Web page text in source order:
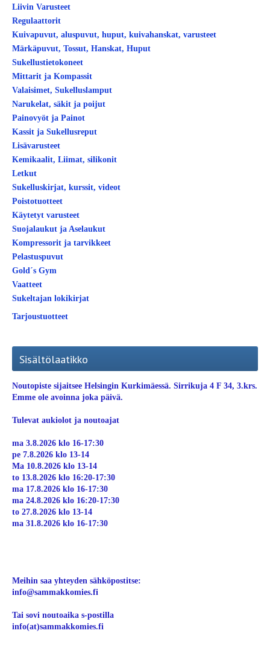
Liivin Varusteet
Regulaattorit
Kuivapuvut, aluspuvut, huput, kuivahanskat, varusteet
Märkäpuvut, Tossut, Hanskat, Huput
Sukellustietokoneet
Mittarit ja Kompassit
Valaisimet, Sukelluslamput
Narukelat, säkit ja poijut
Painovyöt ja Painot
Kassit ja Sukellusreput
Lisävarusteet
Kemikaalit, Liimat, silikonit
Letkut
Sukelluskirjat, kurssit, videot
Poistotuotteet
Käytetyt varusteet
Suojalaukut ja Aselaukut
Kompressorit ja tarvikkeet
Pelastuspuvut
Gold´s Gym
Vaatteet
Sukeltajan lokikirjat
Tarjoustuotteet
Sisältölaatikko
Noutopiste sijaitsee Helsingin Kurkimäessä. Sirrikuja 4 F 34, 3.krs.
Emme ole avoinna joka päivä.
Tulevat aukiolot ja noutoajat
ma 3.8.2026 klo 16-17:30
pe 7.8.2026 klo 13-14
Ma 10.8.2026 klo 13-14
to 13.8.2026 klo 16:20-17:30
ma 17.8.2026 klo 16-17:30
ma 24.8.2026 klo 16:20-17:30
to 27.8.2026 klo 13-14
ma 31.8.2026 klo 16-17:30
Meihin saa yhteyden sähköpostitse:
info@sammakkomies.fi
Tai sovi noutoaika s-postilla
info(at)sammakkomies.fi